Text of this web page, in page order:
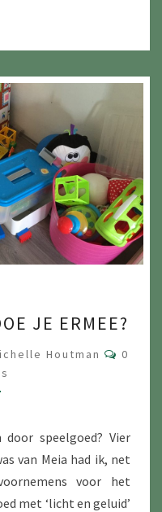
JE ERMEE?
Houtman
0
speelgoed? Vier
van Meia had ik, net
voor het
met ‘licht en geluid’